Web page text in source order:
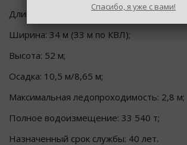
Длина: 173,3 м (160 м по КВЛ);
Ширина: 34 м (33 м по КВЛ);
Высота: 52 м;
Осадка: 10,5 м/8,65 м;
Максимальная ледопроходимость: 2,8 м;
Полное водоизмещение: 33 540 т;
Назначенный срок службы: 40 лет.
Спасибо, я уже с вами!